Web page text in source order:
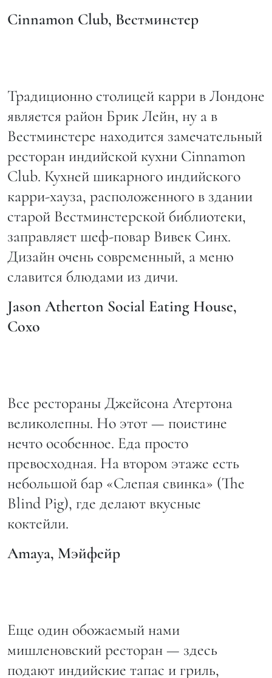
Cinnamon Club, Вестминстер
Традиционно столицей карри в Лондоне
является район Брик Лейн, ну а в
Вестминстере находится замечательный
ресторан индийской кухни Cinnamon
Club. Кухней шикарного индийского
карри-хауза, расположенного в здании
старой Вестминстерской библиотеки,
заправляет шеф-повар Вивек Синх.
Дизайн очень современный, а меню
славится блюдами из дичи.
Jason Atherton Social Eating House,
Сохо
Все рестораны Джейсона Атертона
великолепны. Но этот — поистине
нечто особенное. Еда просто
превосходная. На втором этаже есть
небольшой бар «Слепая свинка» (The
Blind Pig), где делают вкусные
коктейли.
Amaya, Мэйфейр
Еще один обожаемый нами
мишленовский ресторан — здесь
подают индийские тапас и гриль,